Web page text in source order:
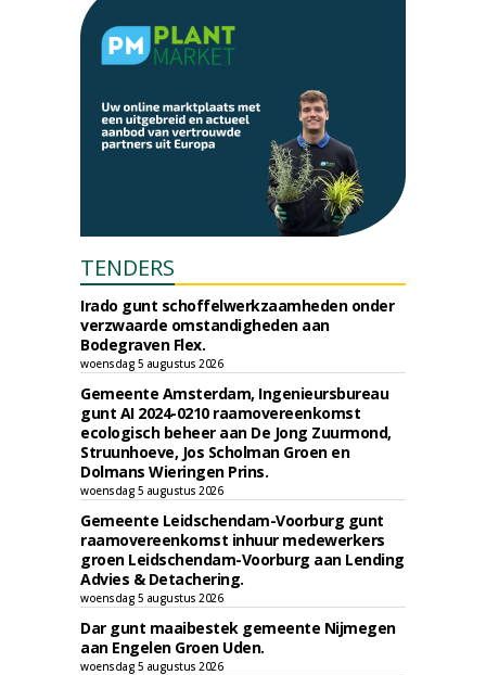
TENDERS
Irado gunt schoffelwerkzaamheden onder
verzwaarde omstandigheden aan
Bodegraven Flex.
woensdag 5 augustus 2026
Gemeente Amsterdam, Ingenieursbureau
gunt AI 2024-0210 raamovereenkomst
ecologisch beheer aan De Jong Zuurmond,
Struunhoeve, Jos Scholman Groen en
Dolmans Wieringen Prins.
woensdag 5 augustus 2026
Gemeente Leidschendam-Voorburg gunt
raamovereenkomst inhuur medewerkers
groen Leidschendam-Voorburg aan Lending
Advies & Detachering.
woensdag 5 augustus 2026
Dar gunt maaibestek gemeente Nijmegen
aan Engelen Groen Uden.
woensdag 5 augustus 2026